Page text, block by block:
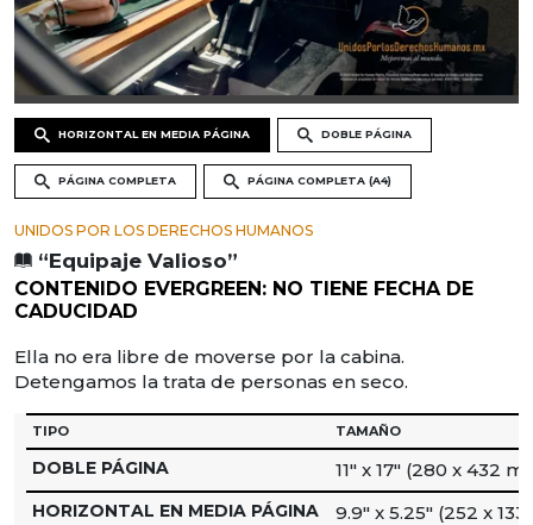
HORIZONTAL EN MEDIA PÁGINA DOBLE PÁGINA
PÁGINA COMPLETA PÁGINA COMPLETA (A4)
UNIDOS POR LOS DERECHOS HUMANOS
“Equipaje Valioso”
CONTENIDO EVERGREEN: NO TIENE FECHA DE
CADUCIDAD
Ella no era libre de moverse por la cabina.
Detengamos la trata de personas en seco.
TIPO TAMAÑO
DOBLE PÁGINA 11″ x 17″ (280 x 432
HORIZONTAL EN MEDIA PÁGINA 9.9″ x 5.25″ (252 x